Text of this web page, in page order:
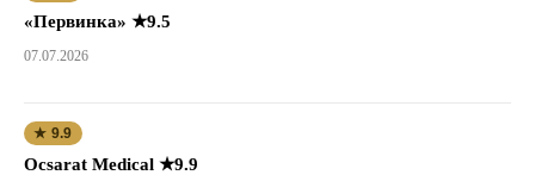
«Первинка» ★9.5
07.07.2026
★ 9.9
Ocsarat Medical ★9.9